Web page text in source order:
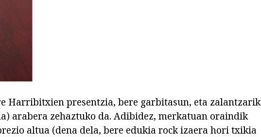
Harribitxien presentzia, bere garbitasun, eta zalantzarik
arabera zehaztuko da. Adibidez, merkatuan oraindik
altua (dena dela, bere edukia rock izaera hori txikia